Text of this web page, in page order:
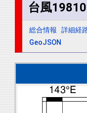
台風
総合情報 詳細経
GeoJSON